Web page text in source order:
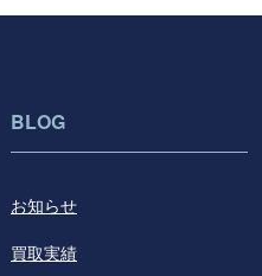
BLOG
お知らせ
買取実績